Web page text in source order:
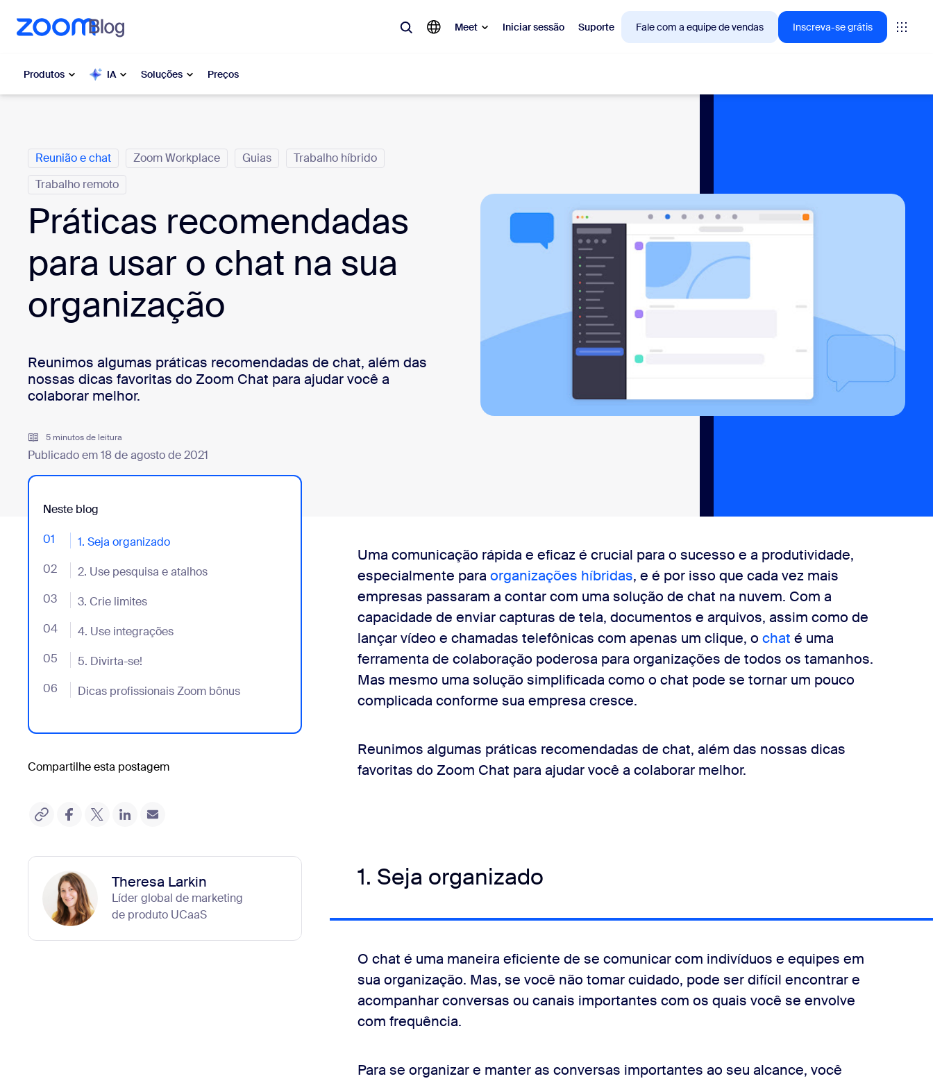
conteúdo principal
o chat de ajuda
Produtos IA Soluções Preços
Meet Iniciar sessão Suporte Fale com a equipe de vendas Inscreva-se grátis
Zoom Workplace
Zoom AI
Desenvolvedores
O que está em alta, a tendência do momento, o que está gerando repercussão — as soluções que os clientes Zoom estão buscando no
My Notes Meetings
Rooms
Phone
Insights de CX
Categorias
Reunião e chat Zoom Workplace Guias
Trabalho híbrido
Trabalho remoto
Práticas recomendadas
para usar o chat na sua
organização
Reunimos algumas práticas recomendadas de chat, além das
nossas dicas favoritas do Zoom Chat para ajudar você a
colaborar melhor.
5 minutos de leitura
Publicado em 18 de agosto de 2021
Neste blog
01 1. Seja organizado
- Jumplink to 1. Seja organizado
02 2. Use pesquisa e atalhos
- Jumplink to 2. Use pesquisa e atalhos
03 3. Crie limites
- Jumplink to 3. Crie limites
04 4. Use integrações
- Jumplink to 4. Use integrações
05 5. Divirta-se!
- Jumplink to 5. Divirta-se!
06 Dicas profissionais Zoom bônus
- Jumplink to Dicas profissionais Zoom bônus
Compartilhe esta postagem
Theresa Larkin
Líder global de marketing
de produto UCaaS
Uma comunicação rápida e eficaz é crucial para o sucesso e a produtividade,
especialmente para organizações híbridas, e é por isso que cada vez mais
empresas passaram a contar com uma solução de chat na nuvem. Com a
capacidade de enviar capturas de tela, documentos e arquivos, assim como de
lançar vídeo e chamadas telefônicas com apenas um clique, o chat é uma
ferramenta de colaboração poderosa para organizações de todos os tamanhos.
Mas mesmo uma solução simplificada como o chat pode se tornar um pouco
complicada conforme sua empresa cresce.
Reunimos algumas práticas recomendadas de chat, além das nossas dicas
favoritas do Zoom Chat para ajudar você a colaborar melhor.
1. Seja organizado
O chat é uma maneira eficiente de se comunicar com indivíduos e equipes em
sua organização. Mas, se você não tomar cuidado, pode ser difícil encontrar e
acompanhar conversas ou canais importantes com os quais você se envolve
com frequência.
Para se organizar e manter as conversas importantes ao seu alcance, você